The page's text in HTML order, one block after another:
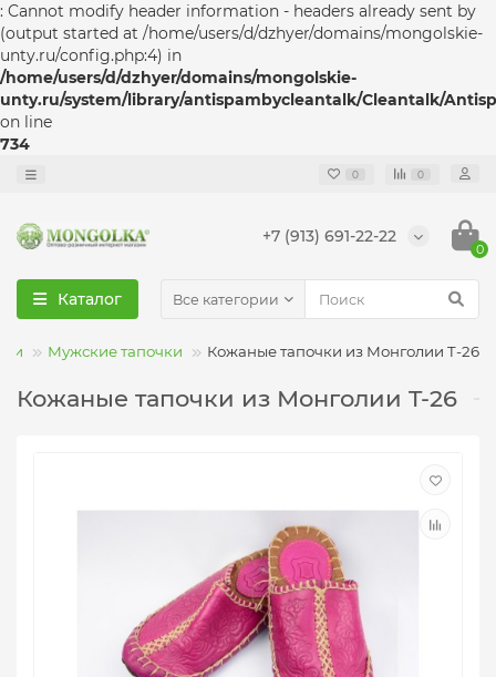
: Cannot modify header information - headers already sent by
(output started at /home/users/d/dzhyer/domains/mongolskie-
unty.ru/config.php:4) in
/home/users/d/dzhyer/domains/mongolskie-
unty.ru/system/library/antispambycleantalk/Cleantalk/
on line
734
0 0
+7 (913) 691-22-22
0
Каталог Все категории
Мужские тапочки Кожаные тапочки из Монголии T-26
Кожаные тапочки из Монголии T-26